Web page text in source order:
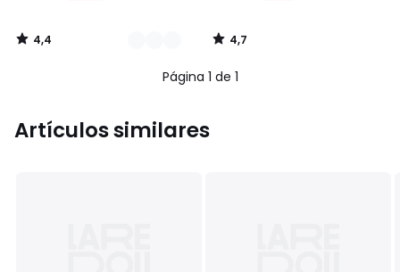
4,4
/
4,7
/
Página 1 de 1
Artículos similares